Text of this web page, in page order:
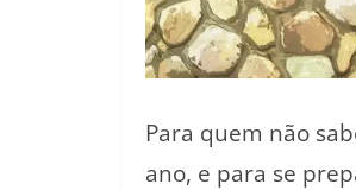
Para quem não
ano, e para se